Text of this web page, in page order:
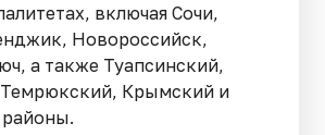
включая Сочи,
Новороссийск,
а также Туапсинский,
Крымский и